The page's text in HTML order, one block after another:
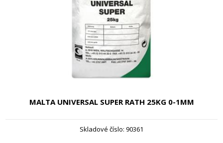
MALTA UNIVERSAL SUPER RATH 25KG 0-1MM
Skladové číslo: 90361